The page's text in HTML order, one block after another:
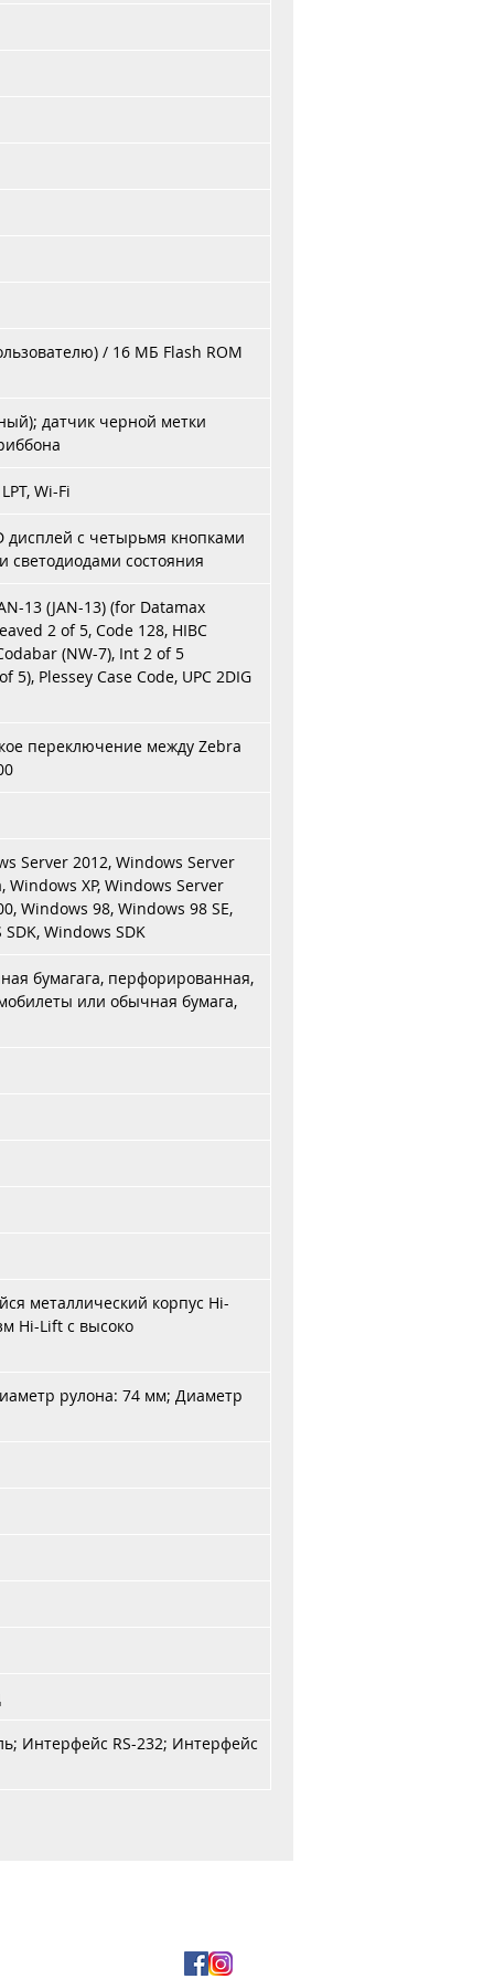
/ 16 МБ Flash ROM
датчик черной метки
Wi-Fi
дисплей с четырьмя кнопками
светодиодами состояния
13 (JAN-13) (for Datamax
2 of 5, Code 128, HIBC
(NW-7), Int 2 of 5
Plessey Case Code, UPC 2DIG
переключение между Zebra
Server 2012, Windows Server
Windows XP, Windows Server
Windows 98, Windows 98 SE,
Windows SDK
бумагага, перфорированная,
или обычная бумага,
металлический корпус Hi-
Hi-Lift с высоко
рулона: 74 мм; Диаметр
Интерфейс RS-232; Интерфейс